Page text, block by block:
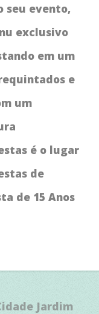
seu evento,
exclusivo
em um
e
um
é o lugar
de
de 15 Anos
conosco e
a
este
Jardim